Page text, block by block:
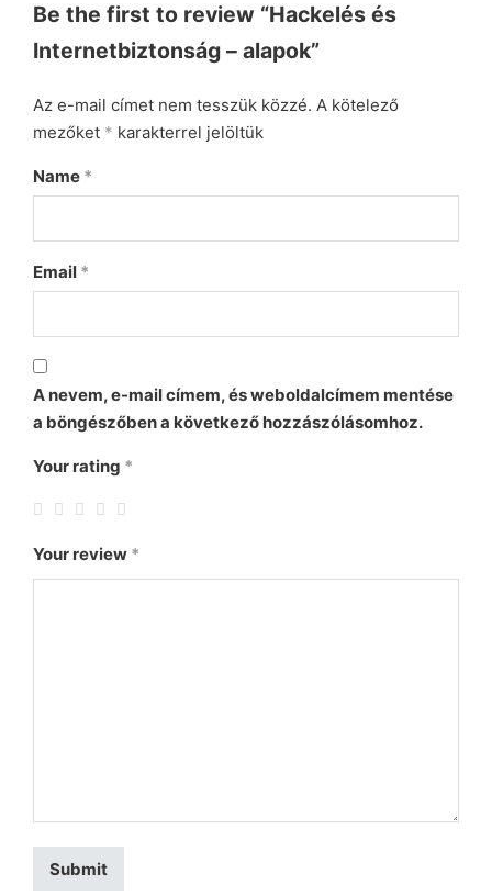
Be the first to review “Hackelés és
Internetbiztonság – alapok”
Az e-mail címet nem tesszük közzé. A kötelező
mezőket * karakterrel jelöltük
Name *
Email *
A nevem, e-mail címem, és weboldalcímem mentése
a böngészőben a következő hozzászólásomhoz.
Your rating *
Your review *